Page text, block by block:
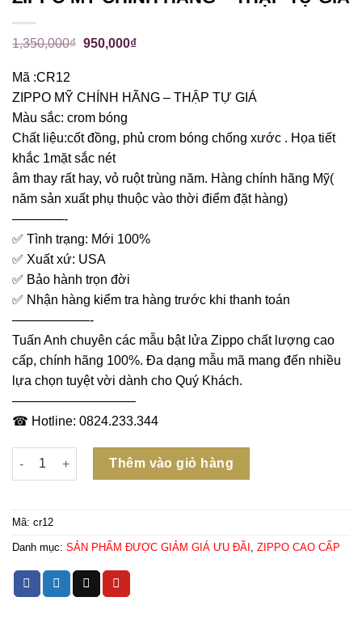
1,350,000₫ 950,000₫
Mã :CR12
ZIPPO MỸ CHÍNH HÃNG – THẬP TỰ GIÁ
Màu sắc: crom bóng
Chất liệu:cốt đồng, phủ crom bóng chống xước . Họa tiết
khắc 1mặt sắc nét
âm thay rất hay, vỏ ruột trùng năm. Hàng chính hãng Mỹ(
năm sản xuất phụ thuộc vào thời điểm đặt hàng)
————-
✅ Tình trạng: Mới 100%
✅ Xuất xứ: USA
✅ Bảo hành trọn đời
✅ Nhận hàng kiểm tra hàng trước khi thanh toán
——————-
Tuấn Anh chuyên các mẫu bật lửa Zippo chất lượng cao
cấp, chính hãng 100%. Đa dạng mẫu mã mang đến nhiều
lựa chọn tuyệt vời dành cho Quý Khách.
—————————–
☎ Hotline: 0824.233.344
Số lượng
Thêm vào giỏ hàng
Mã: cr12
Danh mục: SẢN PHẨM ĐƯỢC GIẢM GIÁ ƯU ĐÃI , ZIPPO CAO CẤP